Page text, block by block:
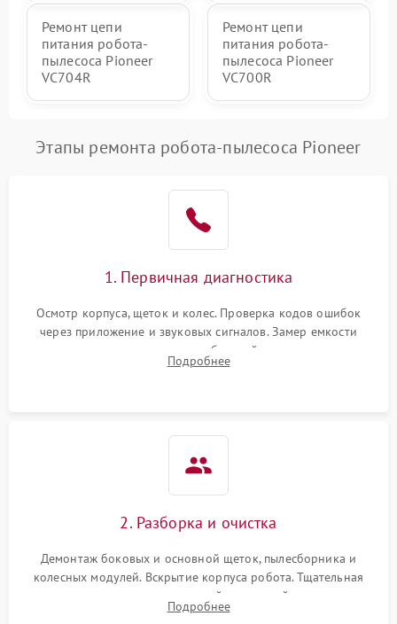
Ремонт цепи
питания робота-
пылесоса Pioneer
VC704R
Ремонт цепи
питания робота-
пылесоса Pioneer
VC700R
Этапы ремонта робота-пылесоса Pioneer
1. Первичная диагностика
Осмотр корпуса, щеток и колес. Проверка кодов ошибок
через приложение и звуковых сигналов. Замер емкости
аккумулятора и тестирование базовой станции зарядки.
Оценка работы лидара, бампера и датчиков падения для
Подробнее
2. Разборка и очистка
Демонтаж боковых и основной щеток, пылесборника и
колесных модулей. Вскрытие корпуса робота. Тщательная
очистка внутренних полостей, шестерней и плат от
скопившейся пыли, волос и шерсти животных с
Подробнее